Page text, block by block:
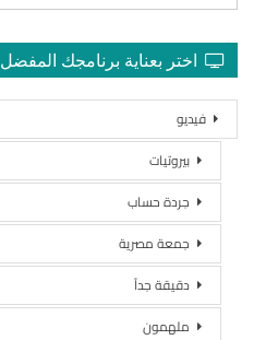
اختر بعناية برنامجك المفضل
فيديو
بيروتيات
جردة حساب
جمعة مصرية
دقيقة جداً
ملهمون